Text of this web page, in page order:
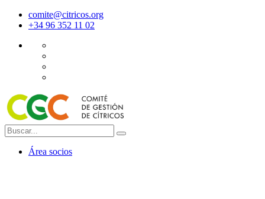
comite@citricos.org
+34 96 352 11 02
Área socios